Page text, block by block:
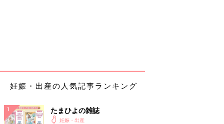
陣痛間隔4-6分くらい
シャワー浴びてモニター観察
しっかり5分間隔で陣痛きていると助産師さんに言われる
妊娠・出産の人気記事ランキング
たまひよの雑誌
妊娠・出産